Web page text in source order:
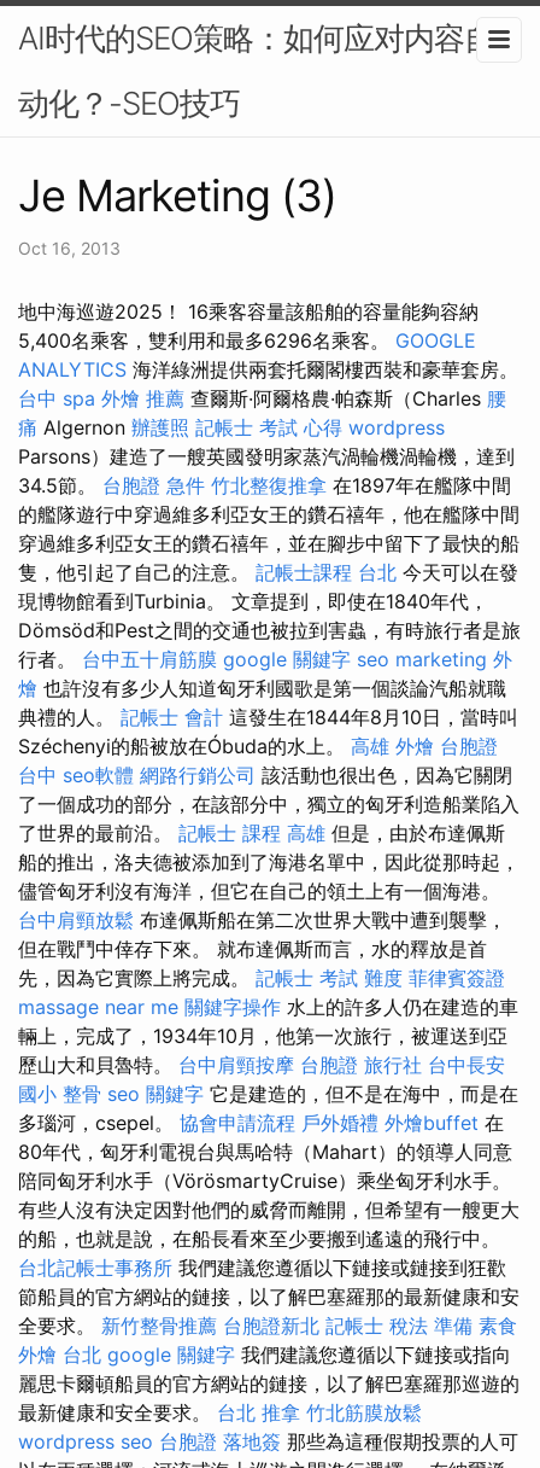
AI时代的SEO策略：如何应对内容自
动化？-SEO技巧
Je Marketing (3)
Oct 16, 2013
地中海巡遊2025！ 16乘客容量該船舶的容量能夠容納
5,400名乘客，雙利用和最多6296名乘客。 GOOGLE
ANALYTICS 海洋綠洲提供兩套托爾閣樓西裝和豪華套房。
台中 spa 外燴 推薦 查爾斯·阿爾格農·帕森斯（Charles 腰
痛 Algernon 辦護照 記帳士 考試 心得 wordpress
Parsons）建造了一艘英國發明家蒸汽渦輪機渦輪機，達到
34.5節。 台胞證 急件 竹北整復推拿 在1897年在艦隊中間
的艦隊遊行中穿過維多利亞女王的鑽石禧年，他在艦隊中間
穿過維多利亞女王的鑽石禧年，並在腳步中留下了最快的船
隻，他引起了自己的注意。 記帳士課程 台北 今天可以在發
現博物館看到Turbinia。 文章提到，即使在1840年代，
Dömsöd和Pest之間的交通也被拉到害蟲，有時旅行者是旅
行者。 台中五十肩筋膜 google 關鍵字 seo marketing 外
燴 也許沒有多少人知道匈牙利國歌是第一個談論汽船就職
典禮的人。 記帳士 會計 這發生在1844年8月10日，當時叫
Széchenyi的船被放在Óbuda的水上。 高雄 外燴 台胞證
台中 seo軟體 網路行銷公司 該活動也很出色，因為它關閉
了一個成功的部分，在該部分中，獨立的匈牙利造船業陷入
了世界的最前沿。 記帳士 課程 高雄 但是，由於布達佩斯
船的推出，洛夫德被添加到了海港名單中，因此從那時起，
儘管匈牙利沒有海洋，但它在自己的領土上有一個海港。
台中肩頸放鬆 布達佩斯船在第二次世界大戰中遭到襲擊，
但在戰鬥中倖存下來。 就布達佩斯而言，水的釋放是首
先，因為它實際上將完成。 記帳士 考試 難度 菲律賓簽證
massage near me 關鍵字操作 水上的許多人仍在建造的車
輛上，完成了，1934年10月，他第一次旅行，被運送到亞
歷山大和貝魯特。 台中肩頸按摩 台胞證 旅行社 台中長安
國小 整骨 seo 關鍵字 它是建造的，但不是在海中，而是在
多瑙河，csepel。 協會申請流程 戶外婚禮 外燴buffet 在
80年代，匈牙利電視台與馬哈特（Mahart）的領導人同意
陪同匈牙利水手（VörösmartyCruise）乘坐匈牙利水手。
有些人沒有決定因對他們的威脅而離開，但希望有一艘更大
的船，也就是說，在船長看來至少要搬到遙遠的飛行中。
台北記帳士事務所 我們建議您遵循以下鏈接或鏈接到狂歡
節船員的官方網站的鏈接，以了解巴塞羅那的最新健康和安
全要求。 新竹整骨推薦 台胞證新北 記帳士 稅法 準備 素食
外燴 台北 google 關鍵字 我們建議您遵循以下鏈接或指向
麗思卡爾頓船員的官方網站的鏈接，以了解巴塞羅那巡遊的
最新健康和安全要求。 台北 推拿 竹北筋膜放鬆
wordpress seo 台胞證 落地簽 那些為這種假期投票的人可